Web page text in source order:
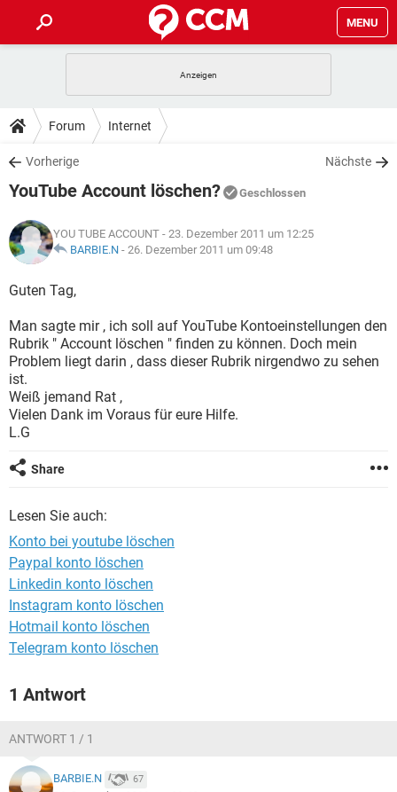
MENU
ANDROID
WINDOWS 10
WHATSAPP TIKTOK
FACEBOOK
TIPPS & TRICKS
SPIELE
WHATSAPP TIKTOK
FACEBOOK
DOWNLOADS
SPIELE STREAMING
ANDROID
WINDOWS 10 INSTAGRAM
WHATSAPP
SPIELE STREAMING
ANDROID
WINDOWS 10
WHATSAPP TIKTOK
FACEBOOK HARDWARE
LEXIKON
SPIELE
WINDOWS 10 INSTAGRAM
WHATSAPP
FACEBOOK
Forum Internet
Vorherige Nächste
YouTube Account löschen? Geschlossen
YOU TUBE ACCOUNT - 23. Dezember 2011 um 12:25
BARBIE.N - 26. Dezember 2011 um 09:48
Guten Tag,
Man sagte mir , ich soll auf YouTube Kontoeinstellungen den
Rubrik " Account löschen " finden zu können. Doch mein
Problem liegt darin , dass dieser Rubrik nirgendwo zu sehen
ist.
Weiß jemand Rat ,
Vielen Dank im Voraus für eure Hilfe.
L.G
Share
Lesen Sie auch:
Konto bei youtube löschen
Paypal konto löschen
Linkedin konto löschen
Instagram konto löschen
Hotmail konto löschen
Telegram konto löschen
1 Antwort
ANTWORT 1 / 1
BARBIE.N 67